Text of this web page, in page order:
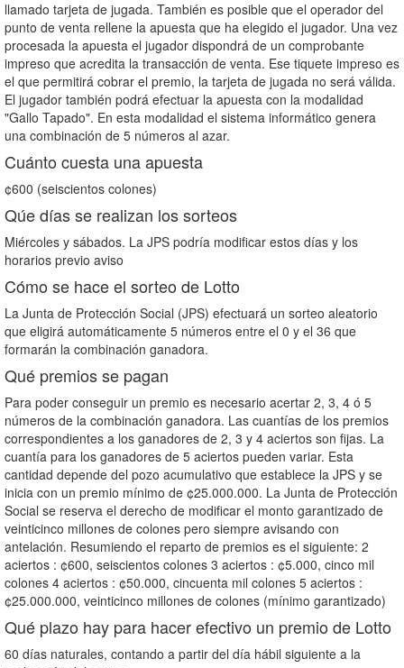
llamado tarjeta de jugada. También es posible que el operador del
punto de venta rellene la apuesta que ha elegido el jugador. Una vez
procesada la apuesta el jugador dispondrá de un comprobante
impreso que acredita la transacción de venta. Ese tiquete impreso es
el que permitirá cobrar el premio, la tarjeta de jugada no será válida.
El jugador también podrá efectuar la apuesta con la modalidad
"Gallo Tapado". En esta modalidad el sistema informático genera
una combinación de 5 números al azar.
Cuánto cuesta una apuesta
¢600 (seiscientos colones)
Qúe días se realizan los sorteos
Miércoles y sábados. La JPS podría modificar estos días y los
horarios previo aviso
Cómo se hace el sorteo de Lotto
La Junta de Protección Social (JPS) efectuará un sorteo aleatorio
que eligirá automáticamente 5 números entre el 0 y el 36 que
formarán la combinación ganadora.
Qué premios se pagan
Para poder conseguir un premio es necesario acertar 2, 3, 4 ó 5
números de la combinación ganadora. Las cuantías de los premios
correspondientes a los ganadores de 2, 3 y 4 aciertos son fijas. La
cuantía para los ganadores de 5 aciertos pueden variar. Esta
cantidad depende del pozo acumulativo que establece la JPS y se
inicia con un premio mínimo de ¢25.000.000. La Junta de Protección
Social se reserva el derecho de modificar el monto garantizado de
veinticinco millones de colones pero siempre avisando con
antelación. Resumiendo el reparto de premios es el siguiente: 2
aciertos : ¢600, seiscientos colones 3 aciertos : ¢5.000, cinco mil
colones 4 aciertos : ¢50.000, cincuenta mil colones 5 aciertos :
¢25.000.000, veinticinco millones de colones (mínimo garantizado)
Qué plazo hay para hacer efectivo un premio de Lotto
60 días naturales, contando a partir del día hábil siguiente a la